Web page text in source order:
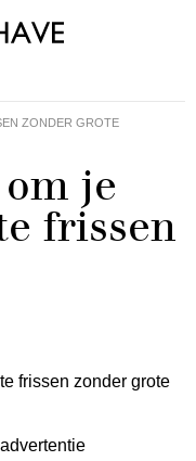
ZONDER GROTE
je
frissen